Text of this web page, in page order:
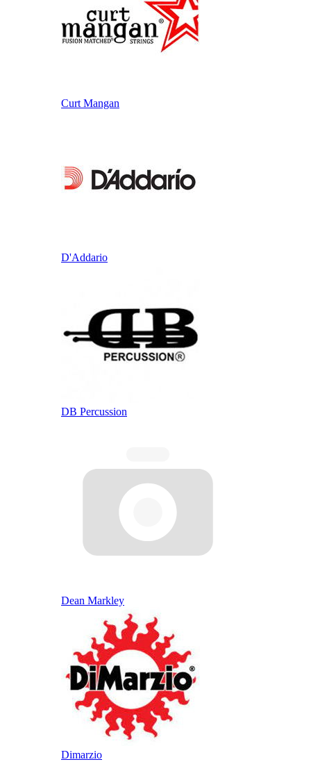
Curt Mangan
D'Addario
DB Percussion
Dean Markley
Dimarzio